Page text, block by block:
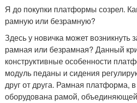
Я до покупки платформы созрел.
рамную или безрамную?
Здесь у новичка может возникнуть
рамная или безрамная? Данный
конструктивные особенности
модуль педаны и сидения
друг от друга. Рамная платформа,
оборудована рамой,